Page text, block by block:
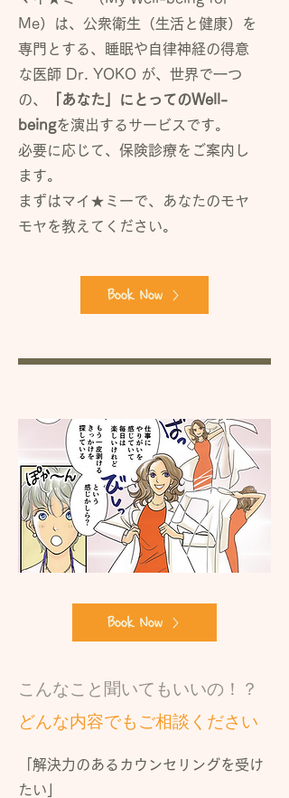
Me）は、公衆衛生（生活と健康）を
専門とする、睡眠や自律神経の得意
な医師 Dr. YOKO が、世界で一つ
の、
「あなた」にとってのWell-
beingを演出するサービスです。
必要に応じて、保険診療をご案内し
ます。
​まずはマイ★ミーで、あなたのモヤ
モヤを教えてください。
Book Now
Book Now
​こんなこと聞いてもいいの！？
どんな内容でもご相談ください
「解決力のあるカウンセリングを受け
たい」